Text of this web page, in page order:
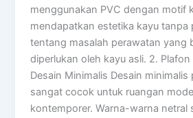
menggunakan PVC dengan motif
mendapatkan estetika kayu tanpa
tentang masalah perawatan yang
diperlukan oleh kayu asli. 2.
Desain Minimalis Desain minimalis
sangat cocok untuk ruangan
kontemporer. Warna-warna netral